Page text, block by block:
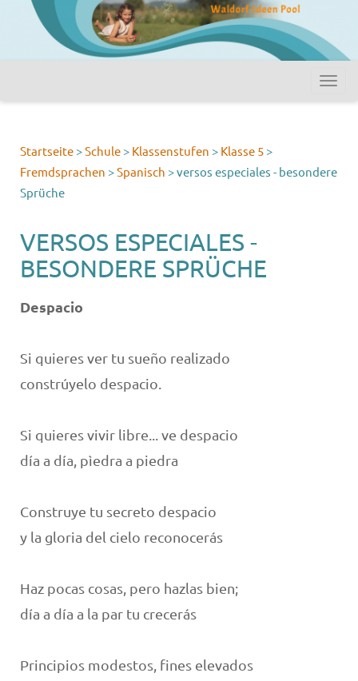
Startseite >Schule > Klassenstufen > Klasse 5 >
Fremdsprachen >Spanisch >versos especiales - besondere
Sprüche
VERSOS ESPECIALES -
BESONDERE SPRÜCHE
Despacio
Si quieres ver tu sueño realizado
constrúyelo despacio.
Si quieres vivir libre... ve despacio
día a día, pìedra a piedra
Construye tu secreto despacio
y la gloria del cielo reconocerás
Haz pocas cosas, pero hazlas bien;
día a día a la par tu crecerás
Principios modestos, fines elevados